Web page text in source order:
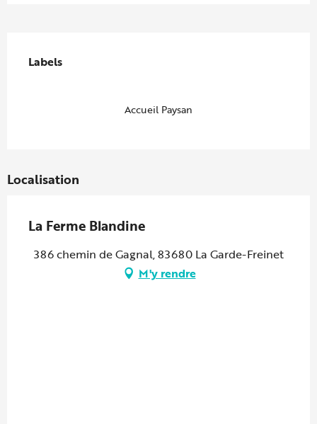
Labels
Labels
Accueil Paysan
Localisation
La Ferme Blandine
386 chemin de Gagnal, 83680 La Garde-Freinet
M'y rendre